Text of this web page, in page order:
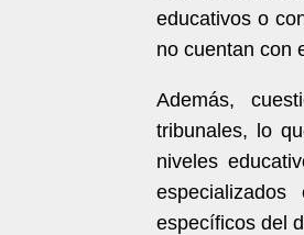
educativos o
no cuentan con
Además,
tribunales, lo
niveles
específicos del